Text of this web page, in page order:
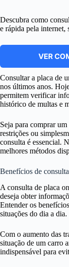
Descubra como
e rápida pela internet,
VER
Consultar a placa de
nos últimos anos.
permitem verificar
histórico de multas e
Seja para comprar
restrições ou
consulta é essencial.
melhores métodos
Benefícios de
A consulta de placa
deseja obter
Entender os
situações do dia a dia.
Com o aumento das
situação de um carro
indispensável para